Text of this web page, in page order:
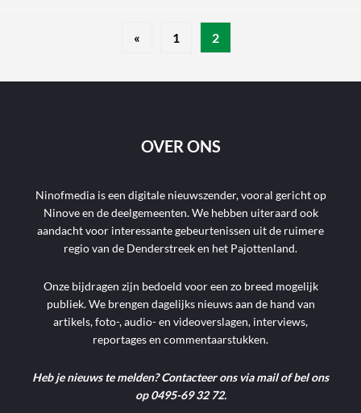
« 1 2
OVER ONS
Ninofmedia is een digitale nieuwszender, vooral gericht op
Ninove en de deelgemeenten. We hebben uiteraard ook
aandacht voor interessante gebeurtenissen uit de ruimere
regio van de Denderstreek en het Pajottenland.
Onze bijdragen zijn bedoeld voor een zo breed mogelijk
publiek. We brengen dagelijks nieuws aan de hand van
artikels, foto-, audio- en videoverslagen, interviews,
reportages en commentaarstukken.
Heb je nieuws te melden? Contacteer ons via mail of bel ons
op 0495-69 32 72.